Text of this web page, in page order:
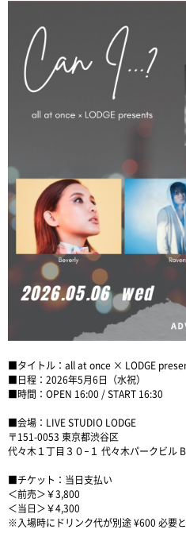
■タイトル：all at once × LODGE
■日程：2026年5月6日（水祝）
■時間：OPEN 16:00 / START 16:30
■会場：LIVE STUDIO LODGE
〒151-0053 東京都渋谷区
代々木１丁目３０−１ 代々木パークビル
■チケット：当日支払い
＜前売＞￥3,800
＜当日＞￥4,300
※入場時にドリンク代が別途 ¥600 必要と